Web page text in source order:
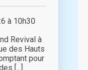
à 10h30
Revival à
des Hauts
pour
[...]